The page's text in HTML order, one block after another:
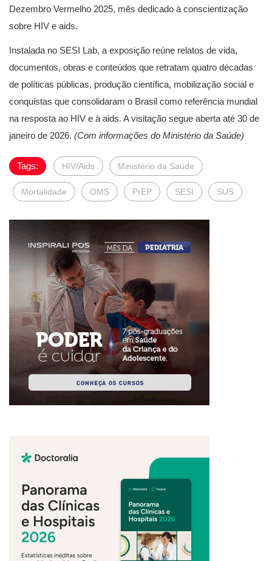
Dezembro Vermelho 2025, mês dedicado à conscientização
sobre HIV e aids.
Instalada no SESI Lab, a exposição reúne relatos de vida,
documentos, obras e conteúdos que retratam quatro décadas
de políticas públicas, produção científica, mobilização social e
conquistas que consolidaram o Brasil como referência mundial
na resposta ao HIV e à aids. A visitação segue aberta até 30 de
janeiro de 2026. (Com informações do Ministério da Saúde)
Tags: HIV/Aids Ministério da Saúde
Mortalidade OMS PrEP SESI SUS